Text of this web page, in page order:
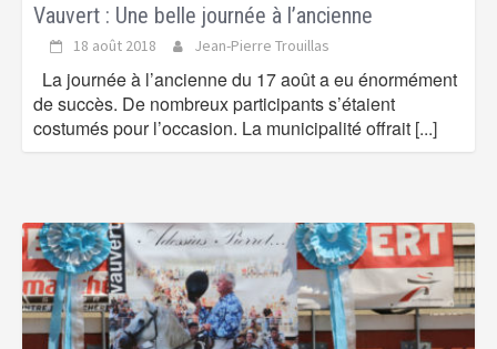
Vauvert : Une belle journée à l’ancienne
18 août 2018 Jean-Pierre Trouillas
La journée à l’ancienne du 17 août a eu énormément
de succès. De nombreux participants s’étaient
costumés pour l’occasion. La municipalité offrait [...]